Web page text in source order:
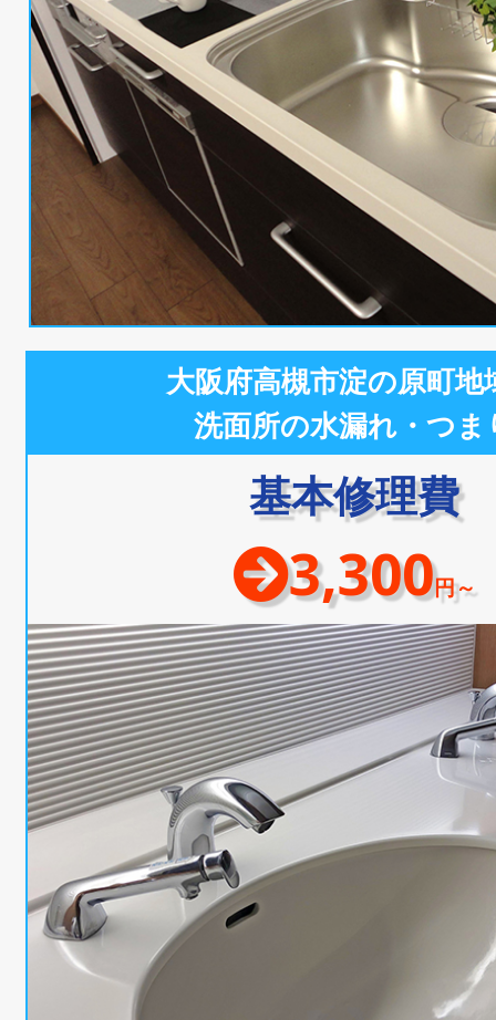
大阪府高槻市淀の原町地
洗面所の水漏れ・つま
基本修理費
3,300円～